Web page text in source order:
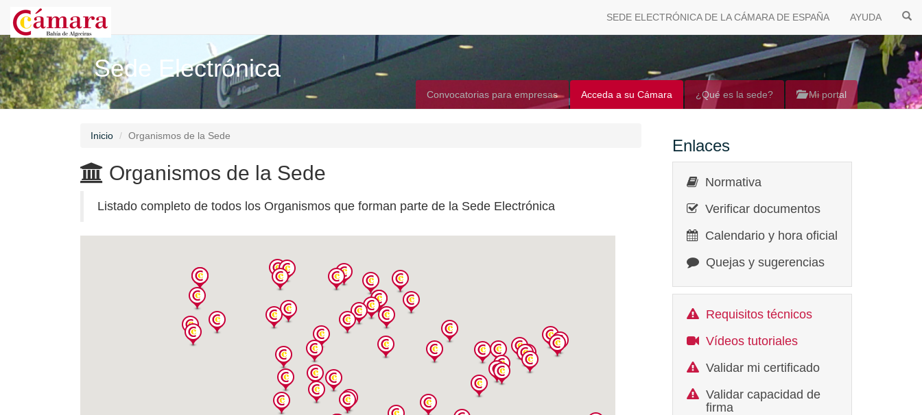
SEDE ELECTRÓNICA DE LA CÁMARA DE ESPAÑA AYUDA
Sede Electrónica
Convocatorias para empresas Acceda a su Cámara ¿Qué es la sede? Mi portal
Inicio Organismos de la Sede
Organismos de la Sede
Listado completo de todos los Organismos que forman parte de la Sede Electrónica
Enlaces
Normativa
Verificar documentos
Calendario y hora oficial
Quejas y sugerencias
Requisitos técnicos
Vídeos tutoriales
Validar mi certificado
Validar capacidad de
firma